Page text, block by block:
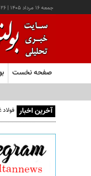
جمعه ۱۶ مرداد ۱۴۰۵ |
صفحه نخست
آخرین اخبار